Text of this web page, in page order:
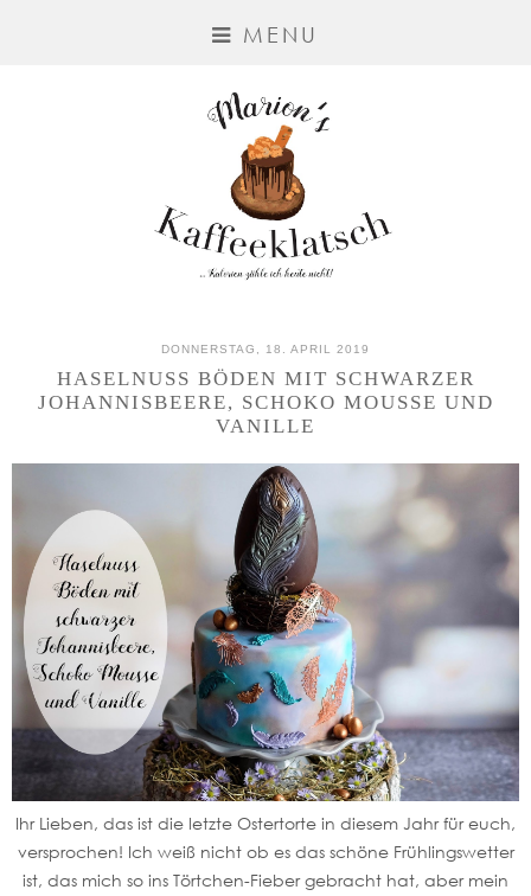
MENU
DONNERSTAG, 18. APRIL 2019
HASELNUSS BÖDEN MIT SCHWARZER
JOHANNISBEERE, SCHOKO MOUSSE UND
VANILLE
Ihr Lieben, das ist die letzte Ostertorte in diesem Jahr für euch,
versprochen! Ich weiß nicht ob es das schöne Frühlingswetter
ist, das mich so ins Törtchen-Fieber gebracht hat, aber mein